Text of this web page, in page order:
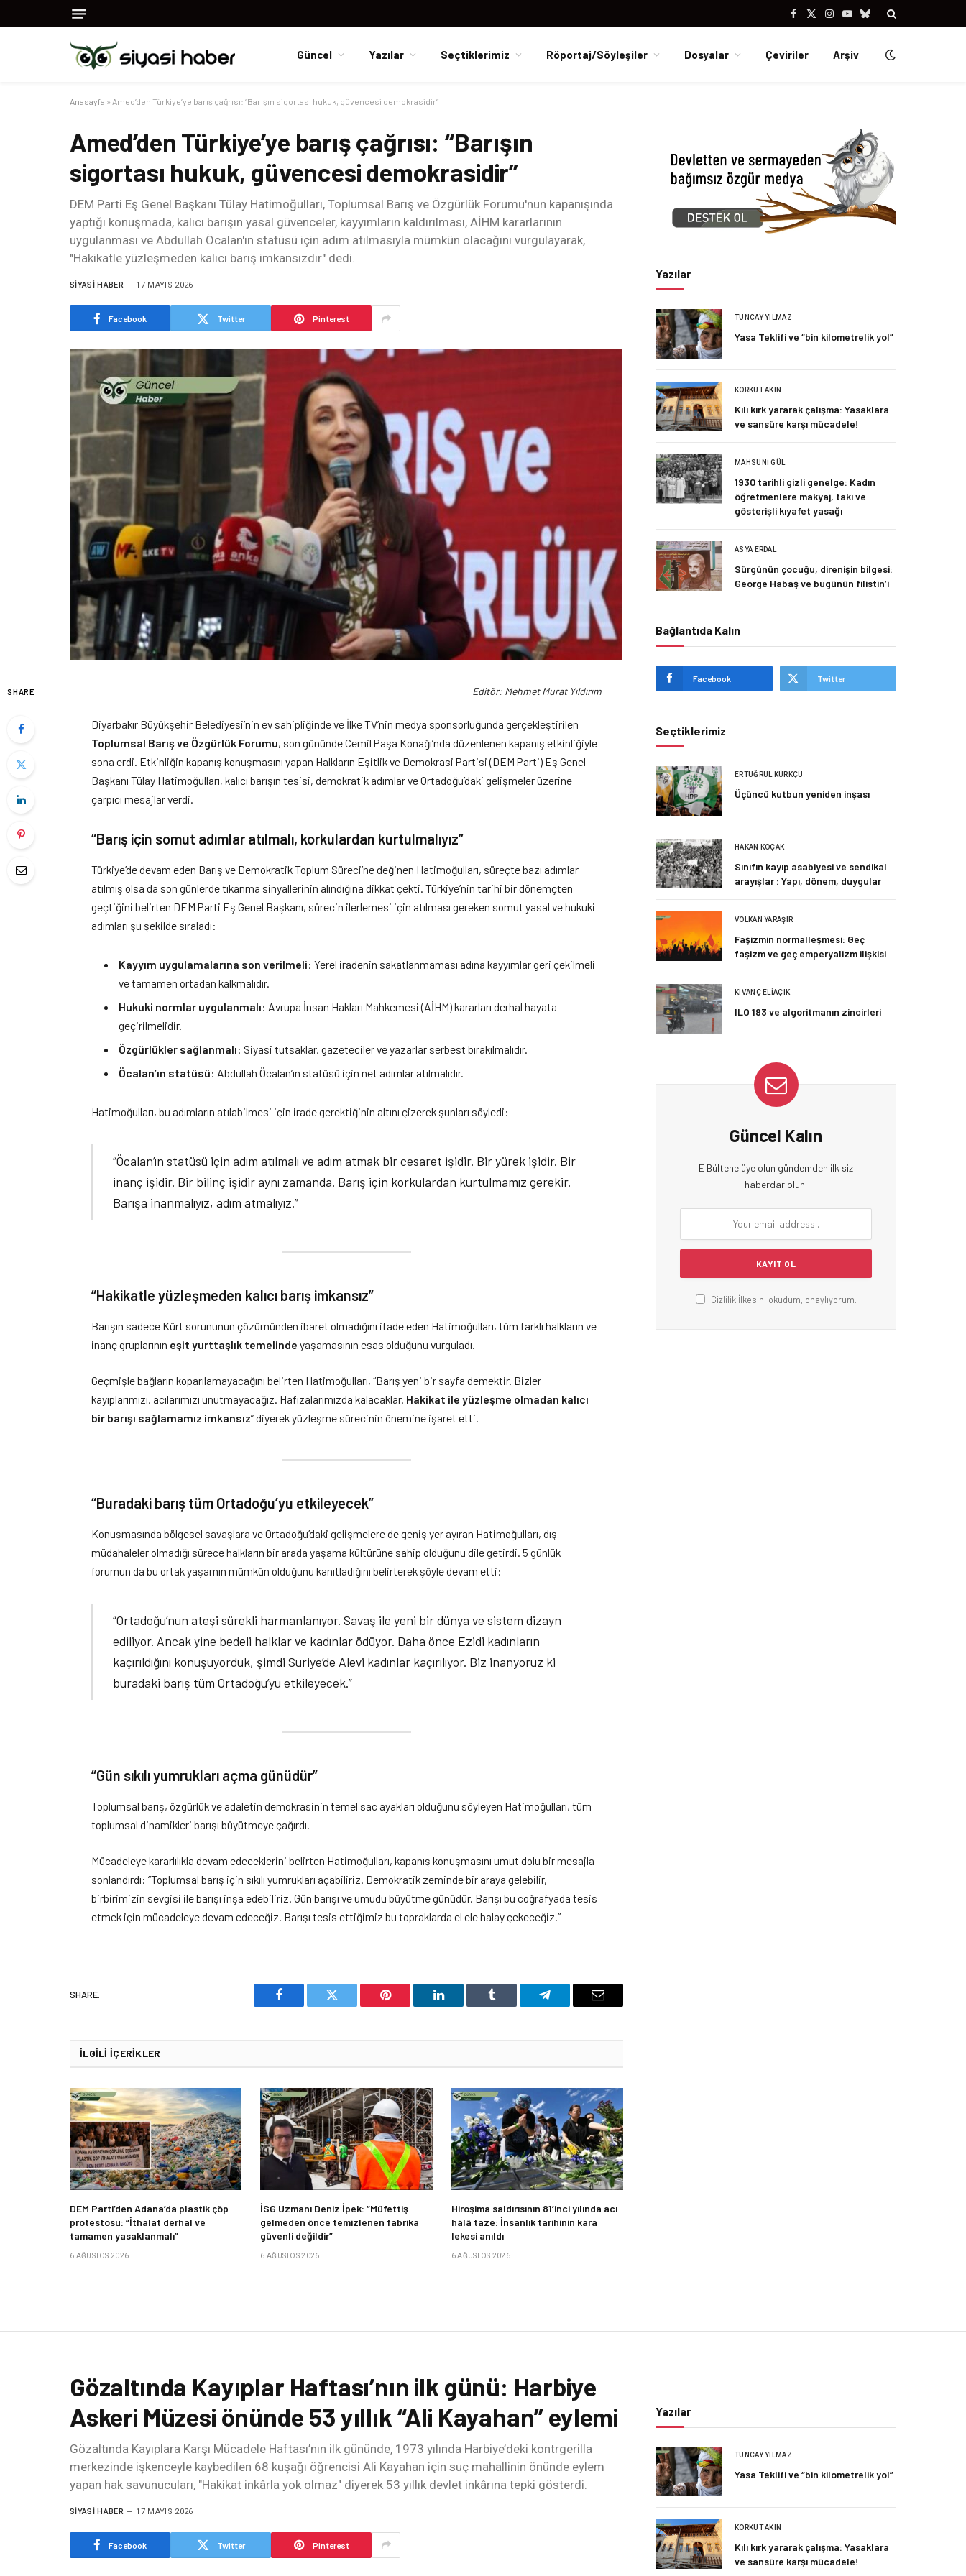
Facebook
X
Instagram
YouTubeBluesky
Güncel Yazılar Seçtiklerimiz Röportaj/Söyleşiler Dosyalar Çeviriler Arşiv
Anasayfa » Amed’den Türkiye’ye barış çağrısı: “Barışın sigortası hukuk, güvencesi demokrasidir”
Amed’den Türkiye’ye barış çağrısı: “Barışın
sigortası hukuk, güvencesi demokrasidir”
DEM Parti Eş Genel Başkanı Tülay Hatimoğulları, Toplumsal Barış ve Özgürlük Forumu'nun kapanışında
yaptığı konuşmada, kalıcı barışın yasal güvenceler, kayyımların kaldırılması, AİHM kararlarının
uygulanması ve Abdullah Öcalan'ın statüsü için adım atılmasıyla mümkün olacağını vurgulayarak,
"Hakikatle yüzleşmeden kalıcı barış imkansızdır" dedi.
SIYASI HABER 17 MAYIS 2026
Facebook Twitter Pinterest
SHARE Editör: Mehmet Murat Yıldırım
Diyarbakır Büyükşehir Belediyesi’nin ev sahipliğinde ve İlke TV’nin medya sponsorluğunda gerçekleştirilen
Toplumsal Barış ve Özgürlük Forumu, son gününde Cemil Paşa Konağı’nda düzenlenen kapanış etkinliğiyle
sona erdi. Etkinliğin kapanış konuşmasını yapan Halkların Eşitlik ve Demokrasi Partisi (DEM Parti) Eş Genel
Başkanı Tülay Hatimoğulları, kalıcı barışın tesisi, demokratik adımlar ve Ortadoğu’daki gelişmeler üzerine
çarpıcı mesajlar verdi.
“Barış için somut adımlar atılmalı, korkulardan kurtulmalıyız”
Türkiye’de devam eden Barış ve Demokratik Toplum Süreci’ne değinen Hatimoğulları, süreçte bazı adımlar
atılmış olsa da son günlerde tıkanma sinyallerinin alındığına dikkat çekti. Türkiye’nin tarihi bir dönemçten
geçtiğini belirten DEM Parti Eş Genel Başkanı, sürecin ilerlemesi için atılması gereken somut yasal ve hukuki
adımları şu şekilde sıraladı:
Kayyım uygulamalarına son verilmeli: Yerel iradenin sakatlanmaması adına kayyımlar geri çekilmeli
ve tamamen ortadan kalkmalıdır.
Hukuki normlar uygulanmalı: Avrupa İnsan Hakları Mahkemesi (AİHM) kararları derhal hayata
geçirilmelidir.
Özgürlükler sağlanmalı: Siyasi tutsaklar, gazeteciler ve yazarlar serbest bırakılmalıdır.
Öcalan’ın statüsü: Abdullah Öcalan’ın statüsü için net adımlar atılmalıdır.
Hatimoğulları, bu adımların atılabilmesi için irade gerektiğinin altını çizerek şunları söyledi:
“Öcalan’ın statüsü için adım atılmalı ve adım atmak bir cesaret işidir. Bir yürek işidir. Bir
inanç işidir. Bir bilinç işidir aynı zamanda. Barış için korkulardan kurtulmamız gerekir.
Barışa inanmalıyız, adım atmalıyız.”
“Hakikatle yüzleşmeden kalıcı barış imkansız”
Barışın sadece Kürt sorununun çözümünden ibaret olmadığını ifade eden Hatimoğulları, tüm farklı halkların ve
inanç gruplarının eşit yurttaşlık temelinde yaşamasının esas olduğunu vurguladı.
Geçmişle bağların koparılamayacağını belirten Hatimoğulları, “Barış yeni bir sayfa demektir. Bizler
kayıplarımızı, acılarımızı unutmayacağız. Hafızalarımızda kalacaklar. Hakikat ile yüzleşme olmadan kalıcı
bir barışı sağlamamız imkansız” diyerek yüzleşme sürecinin önemine işaret etti.
“Buradaki barış tüm Ortadoğu’yu etkileyecek”
Konuşmasında bölgesel savaşlara ve Ortadoğu’daki gelişmelere de geniş yer ayıran Hatimoğulları, dış
müdahaleler olmadığı sürece halkların bir arada yaşama kültürüne sahip olduğunu dile getirdi. 5 günlük
forumun da bu ortak yaşamın mümkün olduğunu kanıtladığını belirterek şöyle devam etti:
“Ortadoğu’nun ateşi sürekli harmanlanıyor. Savaş ile yeni bir dünya ve sistem dizayn
ediliyor. Ancak yine bedeli halklar ve kadınlar ödüyor. Daha önce Ezidi kadınların
kaçırıldığını konuşuyorduk, şimdi Suriye’de Alevi kadınlar kaçırılıyor. Biz inanyoruz ki
buradaki barış tüm Ortadoğu’yu etkileyecek.”
“Gün sıkılı yumrukları açma günüdür”
Toplumsal barış, özgürlük ve adaletin demokrasinin temel sac ayakları olduğunu söyleyen Hatimoğulları, tüm
toplumsal dinamikleri barışı büyütmeye çağırdı.
Mücadeleye kararlılıkla devam edeceklerini belirten Hatimoğulları, kapanış konuşmasını umut dolu bir mesajla
sonlandırdı: “Toplumsal barış için sıkılı yumrukları açabiliriz. Demokratik zeminde bir araya gelebilir,
birbirimizin sevgisi ile barışı inşa edebiliriz. Gün barışı ve umudu büyütme günüdür. Barışı bu coğrafyada tesis
etmek için mücadeleye devam edeceğiz. Barışı tesis ettiğimiz bu topraklarda el ele halay çekeceğiz.”
SHARE.
Facebook Twitter Pinterest LinkedIn Tumblr Telegram Email
İLGILI İÇERIKLER
DEM Parti’den Adana’da plastik çöp
protestosu: “İthalat derhal ve
tamamen yasaklanmalı”
6 AĞUSTOS 2026
İSG Uzmanı Deniz İpek: “Müfettiş
gelmeden önce temizlenen fabrika
güvenli değildir”
6 AĞUSTOS 2026
Hiroşima saldırısının 81’inci yılında acı
hâlâ taze: İnsanlık tarihinin kara
lekesi anıldı
6 AĞUSTOS 2026
Yazılar
TUNCAY YILMAZ
Yasa Teklifi ve “bin kilometrelik yol”
KORKUT AKIN
Kılı kırk yararak çalışma: Yasaklara
ve sansüre karşı mücadele!
MAHSUNI GÜL
1930 tarihli gizli genelge: Kadın
öğretmenlere makyaj, takı ve
gösterişli kıyafet yasağı
ASYA ERDAL
Sürgünün çocuğu, direnişin bilgesi:
George Habaş ve bugünün filistin’i
Bağlantıda Kalın
Facebook Twitter
Seçtiklerimiz
ERTUĞRUL KÜRKÇÜ
Üçüncü kutbun yeniden inşası
HAKAN KOÇAK
Sınıfın kayıp asabiyesi ve sendikal
arayışlar : Yapı, dönem, duygular
VOLKAN YARAŞIR
Faşizmin normalleşmesi: Geç
faşizm ve geç emperyalizm ilişkisi
KIVANÇ ELIAÇIK
ILO 193 ve algoritmanın zincirleri
Güncel Kalın
E Bültene üye olun gündemden ilk siz
haberdar olun.
Gizlilik İlkesini okudum, onaylıyorum.
Gözaltında Kayıplar Haftası’nın ilk günü: Harbiye
Askeri Müzesi önünde 53 yıllık “Ali Kayahan” eylemi
Gözaltında Kayıplara Karşı Mücadele Haftası’nın ilk gününde, 1973 yılında Harbiye’deki kontrgerilla
merkezinde işkenceyle kaybedilen 68 kuşağı öğrencisi Ali Kayahan için suç mahallinin önünde eylem
yapan hak savunucuları, "Hakikat inkârla yok olmaz" diyerek 53 yıllık devlet inkârına tepki gösterdi.
SIYASI HABER 17 MAYIS 2026
Facebook Twitter Pinterest
Yazılar
TUNCAY YILMAZ
Yasa Teklifi ve “bin kilometrelik yol”
KORKUT AKIN
Kılı kırk yararak çalışma: Yasaklara
ve sansüre karşı mücadele!